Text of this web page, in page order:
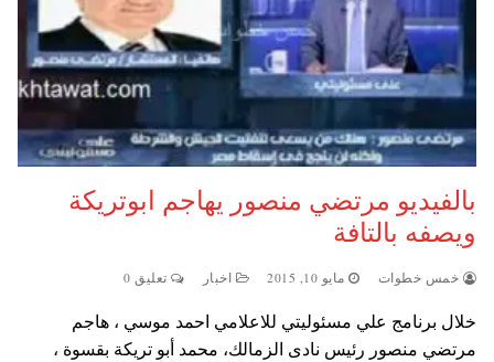
بالفيديو مرتضي منصور يهاجم ابوتريكة
ويصفه بالتافة
خمس خطوات مايو 10, 2015 اخبار تعليق 0
خلال برنامج علي مسئوليتي للاعلامي احمد موسي ، هاجم
مرتضي منصور رئيس نادى الزمالك، محمد أبو تريكة بقسوة ،